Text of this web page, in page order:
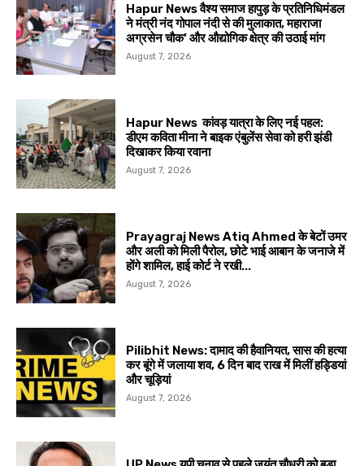
Hapur News वैश्य समाज हापुड़ के प्रतिनिधिमंडल
ने मंत्री नंद गोपाल नंदी से की मुलाकात, महाराजा
अग्रसेन चौक’ और औद्योगिक क्षेत्र की उठाई मांग
August 7, 2026
Hapur News कांवड़ यात्रा के लिए नई पहल:
डीएम कविता मीना ने बाइक एंबुलेंस सेवा को हरी झंडी
दिखाकर किया रवाना
August 7, 2026
Prayagraj News Atiq Ahmed के बेटों उमर
और अली को मिली पैरोल, छोटे भाई आबान के जनाजे में
होंगे शामिल, हाई कोर्ट ने रखी...
August 7, 2026
Pilibhit News: दामाद की हैवानियत, सास की हत्या
कर बूंगे में जलाया शव, 6 दिन बाद राख में मिलीं हड्डियां
और चूड़ियां
August 7, 2026